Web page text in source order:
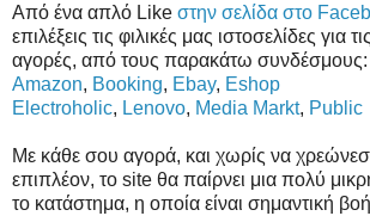
Από ένα απλό Like στην σελίδα στο
επιλέξεις τις φιλικές μας ιστοσελίδες για
αγορές, από τους παρακάτω συνδέσμους:
Amazon, Booking, Ebay, Eshop
Electroholic, Lenovo, Media Markt, Public
Με κάθε σου αγορά, και χωρίς να
επιπλέον, το site θα παίρνει μια πολύ
το κατάστημα, η οποία είναι σημαντική